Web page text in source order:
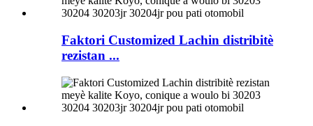
Faktori Customized Lachin distribitè
rezistan ...